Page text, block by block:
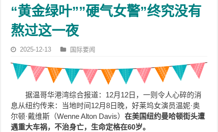
“黄金绿叶””硬气女警”终究没有
熬过这一夜
2025-12-13 国际要闻
据温哥华港湾综合报道：12月12日，一则令人心碎的消
息从纽约传来：当地时间12月8日晚，好莱坞女演员温妮·奥
尔顿·戴维斯（Wenne Alton Davis）在美国纽约曼哈顿街头遭
遇重大车祸，不治身亡，生命定格在60岁。